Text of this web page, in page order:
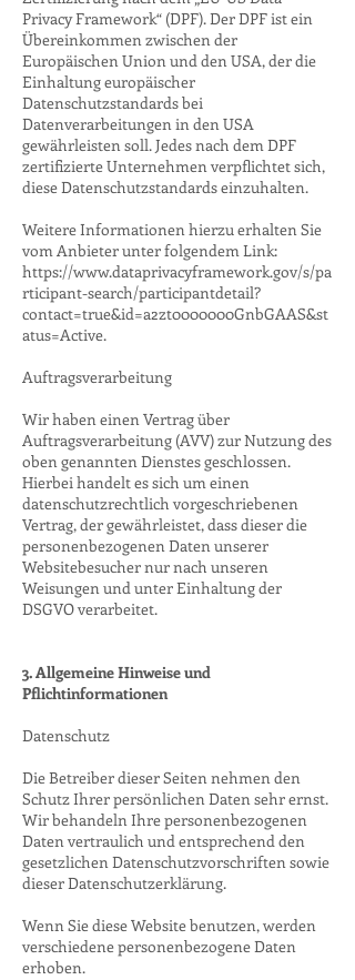
Privacy Framework“ (DPF). Der DPF ist ein
Übereinkommen zwischen der
Europäischen Union und den USA, der die
Einhaltung europäischer
Datenschutzstandards bei
Datenverarbeitungen in den USA
gewährleisten soll. Jedes nach dem DPF
zertifizierte Unternehmen verpflichtet sich,
diese Datenschutzstandards einzuhalten.
Weitere Informationen hierzu erhalten Sie
vom Anbieter unter folgendem Link:
https://www.dataprivacyframework.gov/s/pa
rticipant-search/participantdetail?
contact=true&id=a2zt0000000GnbGAAS&st
atus=Active.
Auftragsverarbeitung
Wir haben einen Vertrag über
Auftragsverarbeitung (AVV) zur Nutzung des
oben genannten Dienstes geschlossen.
Hierbei handelt es sich um einen
datenschutzrechtlich vorgeschriebenen
Vertrag, der gewährleistet, dass dieser die
personenbezogenen Daten unserer
Websitebesucher nur nach unseren
Weisungen und unter Einhaltung der
DSGVO verarbeitet.
3. Allgemeine Hinweise und
Pflichtinformationen
Datenschutz
Die Betreiber dieser Seiten nehmen den
Schutz Ihrer persönlichen Daten sehr ernst.
Wir behandeln Ihre personenbezogenen
Daten vertraulich und entsprechend den
gesetzlichen Datenschutzvorschriften sowie
dieser Datenschutzerklärung.
Wenn Sie diese Website benutzen, werden
verschiedene personenbezogene Daten
erhoben.